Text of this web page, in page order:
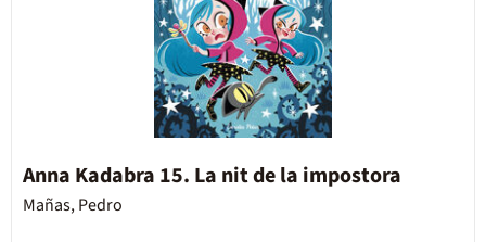
Anna Kadabra 15. La nit de la impostora
Mañas, Pedro